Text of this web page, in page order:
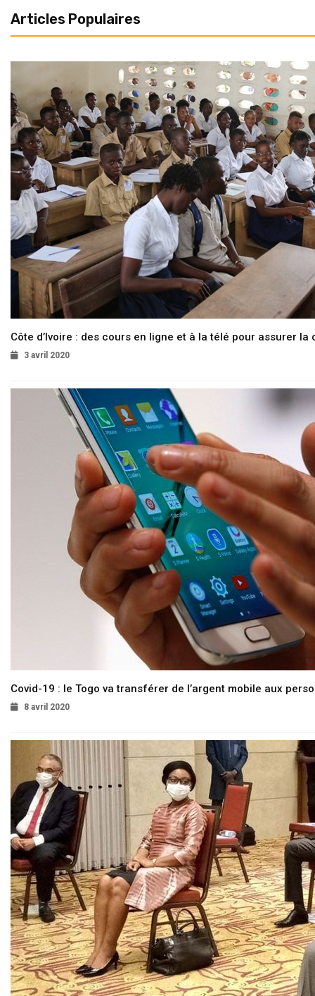
Articles Populaires
Côte d’Ivoire : des cours en ligne et à la télé pour assurer la
3 avril 2020
Covid-19 : le Togo va transférer de l’argent mobile aux
8 avril 2020